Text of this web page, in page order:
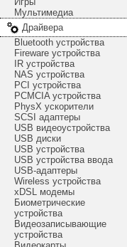
Мультимедиа
Драйвера
Bluetooth устройства
Fireware устройства
IR устройства
NAS устройства
PCI устройства
PCMCIA устройства
PhysX ускорители
SCSI адаптеры
USB видеоустройства
USB диски
USB устройства
USB устройства ввода
USB-адаптеры
Wireless устройства
xDSL модемы
Биометрические
устройства
Видеозаписывающие
устройства